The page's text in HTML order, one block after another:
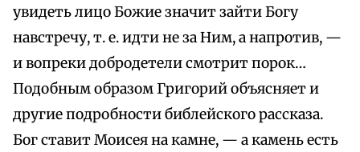
увидеть лицо Божие значит зайти Богу
навстречу, т. е. идти не за Ним, а напротив, —
и вопреки добродетели смотрит порок…
Подобным образом Григорий объясняет и
другие подробности библейского рассказа.
Бог ставит Моисея на камне, — а камень есть